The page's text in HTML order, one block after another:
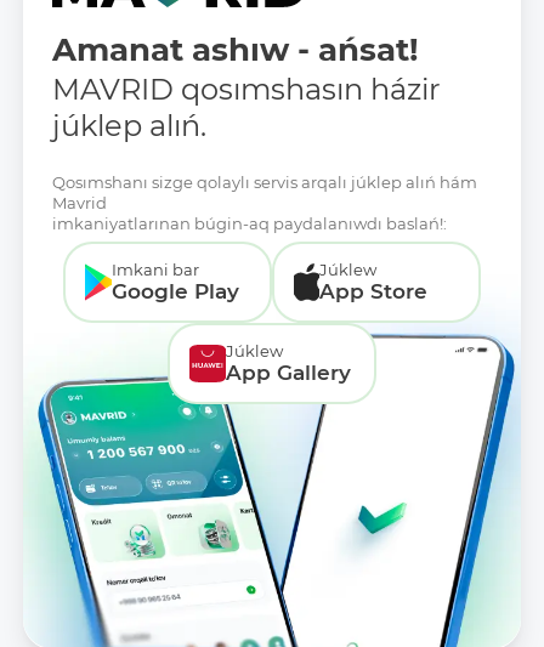
Amanat ashıw - ańsat!
MAVRID qosımshasın házir
júklep alıń.
Qosımshanı sizge qolaylı servis arqalı júklep alıń hám
Mavrid
imkaniyatlarınan búgin-aq paydalanıwdı baslań!:
Imkani bar
Google Play
Júklew
App Store
Júklew
App Gallery